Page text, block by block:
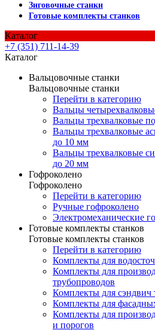
Зиговочные станки
Готовые комплекты станков
Каталог
+7 (351) 711-14-39
Каталог
Вальцовочные станки
Вальцовочные станки
Перейти в категорию
Вальцы
Вальцы трехвалковые
Вальцы трехвалковые
до 10 мм
Вальцы трехвалковые
до 20 мм
Гофроколено
Гофроколено
Перейти в категорию
Ручные гофроколено
Электромеханические
Готовые комплекты станков
Готовые комплекты станков
Перейти в категорию
Комплекты для
Комплекты для
трубопроводов
Комплекты для сэндвич
Комплекты для
Комплекты для
и порогов